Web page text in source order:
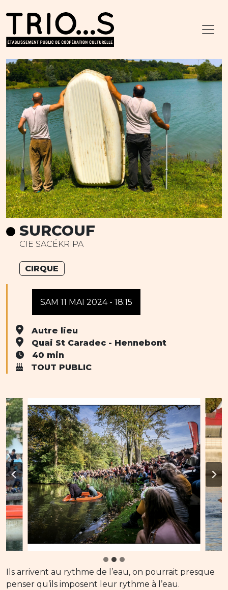
SURCOUF
CIE SACÉKRIPA
CIRQUE
SAM 11 MAI 2024 - 18:15
Autre lieu
Quai St Caradec - Hennebont
40 min
TOUT PUBLIC
Ils arrivent au rythme de l’eau, on pourrait presque
penser qu’ils imposent leur rythme à l’eau.